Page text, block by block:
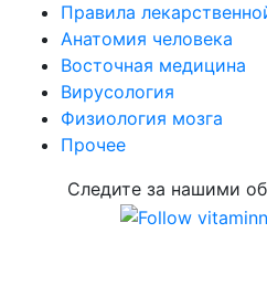
Правила
Aнатомия человека
Восточная медицина
Вирусология
Физиология мозга
Прочее
Следите за нашими